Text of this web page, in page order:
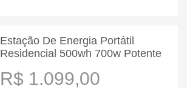
Estação De Energia Portátil
Residencial 500wh 700w Potente
R$ 1.099,00